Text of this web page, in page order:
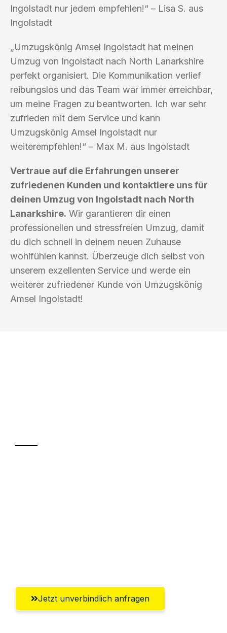
Ingolstadt nur jedem empfehlen!“ – Lisa S. aus
Ingolstadt
„Umzugskönig Amsel Ingolstadt hat meinen
Umzug von Ingolstadt nach North Lanarkshire
perfekt organisiert. Die Kommunikation verlief
reibungslos und das Team war immer erreichbar,
um meine Fragen zu beantworten. Ich war sehr
zufrieden mit dem Service und kann
Umzugskönig Amsel Ingolstadt nur
weiterempfehlen!“ – Max M. aus Ingolstadt
Vertraue auf die Erfahrungen unserer
zufriedenen Kunden und kontaktiere uns für
deinen Umzug von Ingolstadt nach North
Lanarkshire. Wir garantieren dir einen
professionellen und stressfreien Umzug, damit
du dich schnell in deinem neuen Zuhause
wohlfühlen kannst. Überzeuge dich selbst von
unserem exzellenten Service und werde ein
weiterer zufriedener Kunde von Umzugskönig
Amsel Ingolstadt!
Jetzt unverbindlich anfragen